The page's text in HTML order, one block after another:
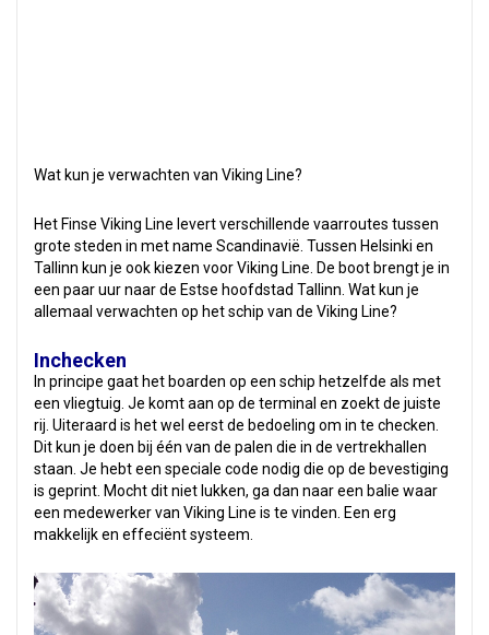
Wat kun je verwachten van Viking Line?
Het Finse Viking Line levert verschillende vaarroutes tussen
grote steden in met name Scandinavië. Tussen Helsinki en
Tallinn kun je ook kiezen voor Viking Line. De boot brengt je in
een paar uur naar de Estse hoofdstad Tallinn. Wat kun je
allemaal verwachten op het schip van de Viking Line?
Inchecken
In principe gaat het boarden op een schip hetzelfde als met
een vliegtuig. Je komt aan op de terminal en zoekt de juiste
rij. Uiteraard is het wel eerst de bedoeling om in te checken.
Dit kun je doen bij één van de palen die in de vertrekhallen
staan. Je hebt een speciale code nodig die op de bevestiging
is geprint. Mocht dit niet lukken, ga dan naar een balie waar
een medewerker van Viking Line is te vinden. Een erg
makkelijk en effeciënt systeem.